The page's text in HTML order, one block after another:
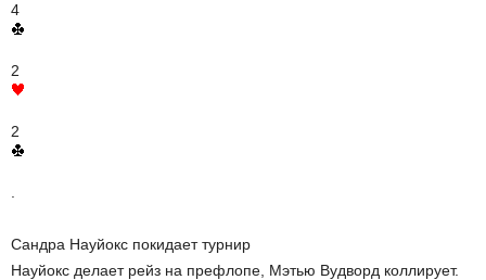
4
2
2
Сандра Науйокс покидает турнир
Науйокс делает рейз на префлопе, Мэтью Вудворд коллирует.